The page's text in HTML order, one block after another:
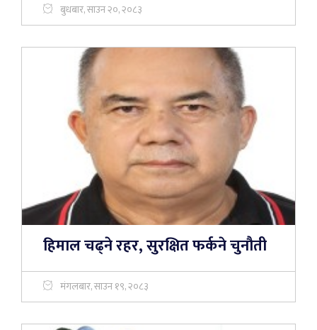
बुधबार, साउन २०, २०८३
हिमाल चढ्ने रहर, सुरक्षित फर्कने चुनौती
मंगलबार, साउन १९, २०८३